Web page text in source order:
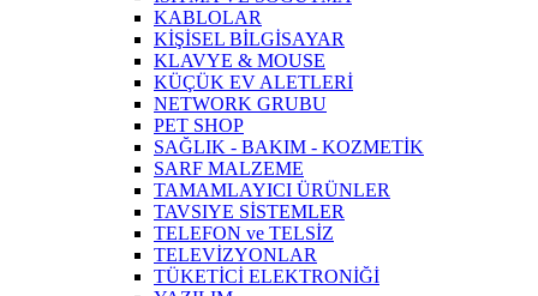
KABLOLAR
KİŞİSEL BİLGİSAYAR
KLAVYE & MOUSE
KÜÇÜK EV ALETLERİ
NETWORK GRUBU
PET SHOP
SAĞLIK - BAKIM - KOZMETİK
SARF MALZEME
TAMAMLAYICI ÜRÜNLER
TAVSIYE SİSTEMLER
TELEFON ve TELSİZ
TELEVİZYONLAR
TÜKETİCİ ELEKTRONİĞİ